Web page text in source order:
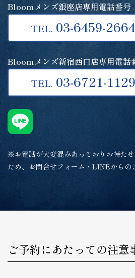
Bloomメンズ銀座店専用電話番号
TEL. 03-6459-2664
Bloomメンズ新宿西口店専用電話
TEL. 03-6721-1129
※お電話が大変混みあっておりお待た
ため、お問合せフォーム・LINEからの
ご予約にあたっての注意